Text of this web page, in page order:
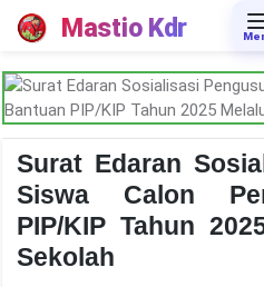
Mastio Kdr
Surat Edaran
Siswa Calon
PIP/KIP Tahun
Sekolah